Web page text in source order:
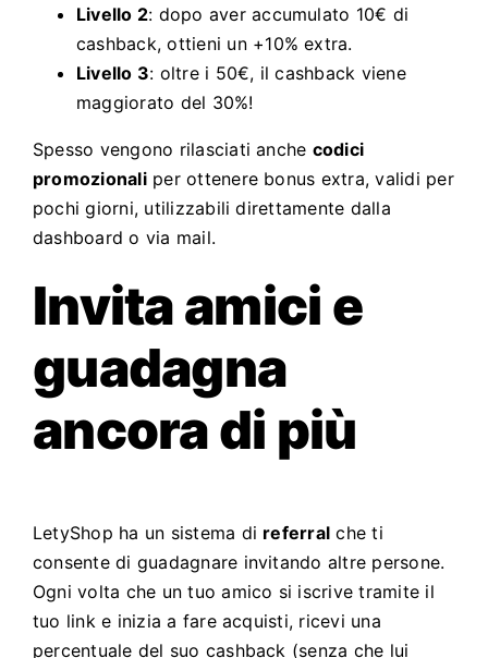
Livello 2: dopo aver accumulato 10€ di
cashback, ottieni un +10% extra.
Livello 3: oltre i 50€, il cashback viene
maggiorato del 30%!
Spesso vengono rilasciati anche codici
promozionaliper ottenere bonus extra, validi per
pochi giorni, utilizzabili direttamente dalla
dashboard o via mail.
Invita amici e
guadagna
ancora di più
LetyShop ha un sistema di referral che ti
consente di guadagnare invitando altre persone.
Ogni volta che un tuo amico si iscrive tramite il
tuo link e inizia a fare acquisti, ricevi una
percentuale del suo cashback (senza che lui